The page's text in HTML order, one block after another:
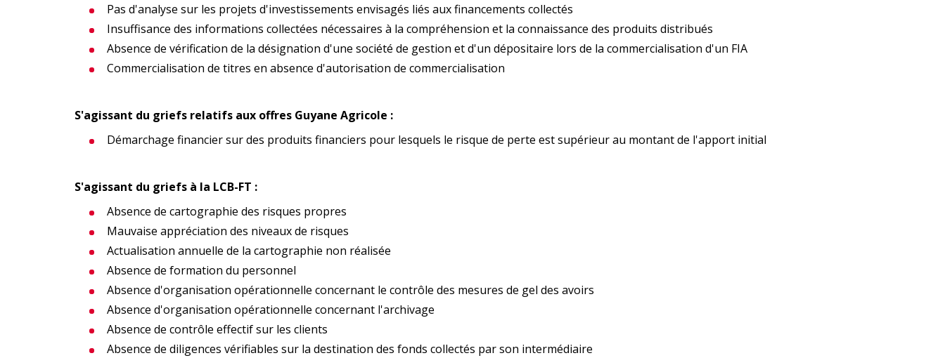
Pas d'analyse sur les projets d'investissements envisagés liés aux financements collectés
Insuffisance des informations collectées nécessaires à la compréhension et la connaissance des produits distribués
Absence de vérification de la désignation d'une société de gestion et d'un dépositaire lors de la commercialisation d'un FIA
Commercialisation de titres en absence d'autorisation de commercialisation
S'agissant du griefs relatifs aux offres Guyane Agricole :
Démarchage financier sur des produits financiers pour lesquels le risque de perte est supérieur au montant de l'apport initial
S'agissant du griefs à la LCB-FT :
Absence de cartographie des risques propres
Mauvaise appréciation des niveaux de risques
Actualisation annuelle de la cartographie non réalisée
Absence de formation du personnel
Absence d'organisation opérationnelle concernant le contrôle des mesures de gel des avoirs
Absence d'organisation opérationnelle concernant l'archivage
Absence de contrôle effectif sur les clients
Absence de diligences vérifiables sur la destination des fonds collectés par son intermédiaire